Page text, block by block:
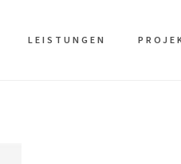
LEISTUNGEN